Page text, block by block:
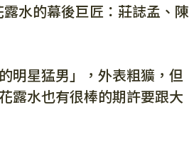
水的幕後巨匠：莊誌孟、陳
明星猛男」，外表粗獷，但
露水也有很棒的期許要跟大